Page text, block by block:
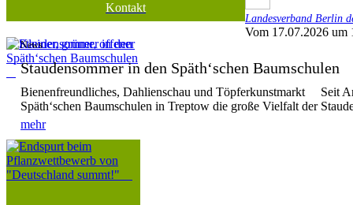
Kontakt
Landesverband Berlin
Vom 17.07.2026 um
News
Staudensommer in den Späth‘schen
Bienenfreundliches, Dahlienschau und Töpferkunstmarkt Seit
Späth‘schen Baumschulen in Treptow die große Vielfalt der
mehr